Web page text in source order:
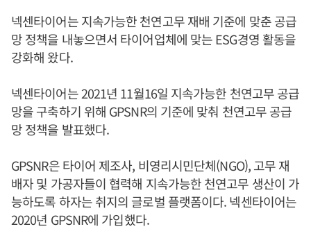
넥센타이어는 지속가능한 천연고무 재배 기준에 맞춘 공급
망 정책을 내놓으면서 타이어업체에 맞는 ESG경영 활동을
강화해 왔다.
넥센타이어는 2021년 11월16일 지속가능한 천연고무 공급
망을 구축하기 위해 GPSNR의 기준에 맞춰 천연고무 공급
망 정책을 발표했다.
GPSNR은 타이어 제조사, 비영리시민단체(NGO), 고무 재
배자 및 가공자들이 협력해 지속가능한 천연고무 생산이 가
능하도록 하자는 취지의 글로벌 플랫폼이다. 넥센타이어는
2020년 GPSNR에 가입했다.